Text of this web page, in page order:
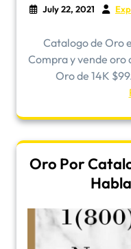
July 22, 2021
Catalogo de Oro
Compra y vende
Oro de 14K
Oro Por